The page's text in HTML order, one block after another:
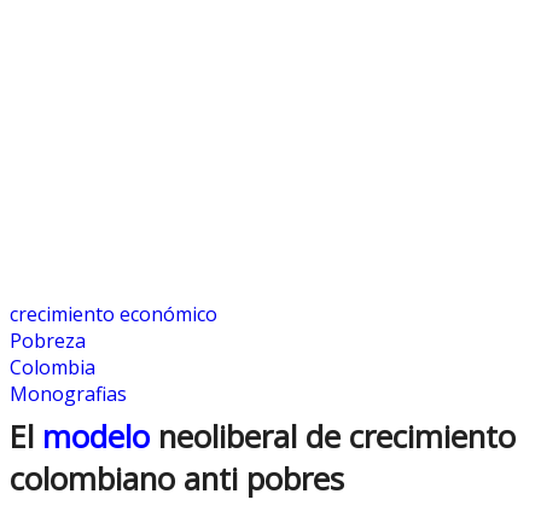
crecimiento económico
Pobreza
Colombia
Monografias
El modelo neoliberal de crecimiento
colombiano anti pobres